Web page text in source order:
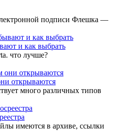
подписи Флешка —
и как выбрать
что лучше?
открываются
много различных типов
имеются в архиве, ссылки